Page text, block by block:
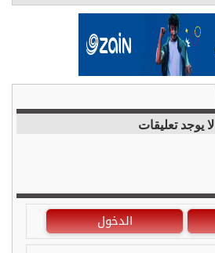
لا يوجد تعليقات
الدخول